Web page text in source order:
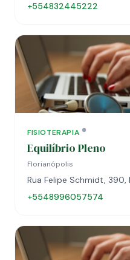
+554832445222
FISIOTERAPIA
Equilíbrio Pleno
Florianópolis
Rua Felipe Schmidt,
+5548996057574